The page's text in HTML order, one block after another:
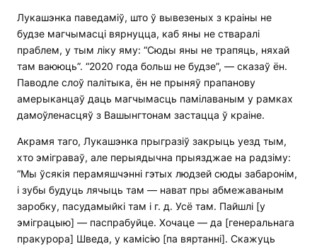
Лукашэнка паведаміў, што ў вывезеных з краіны не
будзе магчымасці вярнуцца, каб яны не стваралі
праблем, у тым ліку яму: “Сюды яны не трапяць, няхай
там ваююць”. “2020 года больш не будзе”, — сказаў ён.
Паводле слоў палітыка, ён не прыняў прапанову
амерыканцаў даць магчымасць памілаваным у рамках
дамоўленасцяў з Вашынгтонам застацца ў краіне.
Акрамя таго, Лукашэнка прыгразіў закрыць уезд тым,
хто эміграваў, але перыядычна прыязджае на радзіму:
“Мы ўсякія перамяшчэнні гэтых людзей сюды забаронім,
і зубы будуць лячыць там — нават пры абмежаваным
заробку, пасудамыйкі там і г. д. Усё там. Пайшлі [у
эміграцыю] — паспрабуйце. Хочаце — да [генеральнага
пракурора] Шведа, у камісію [па вяртанні]. Скажуць